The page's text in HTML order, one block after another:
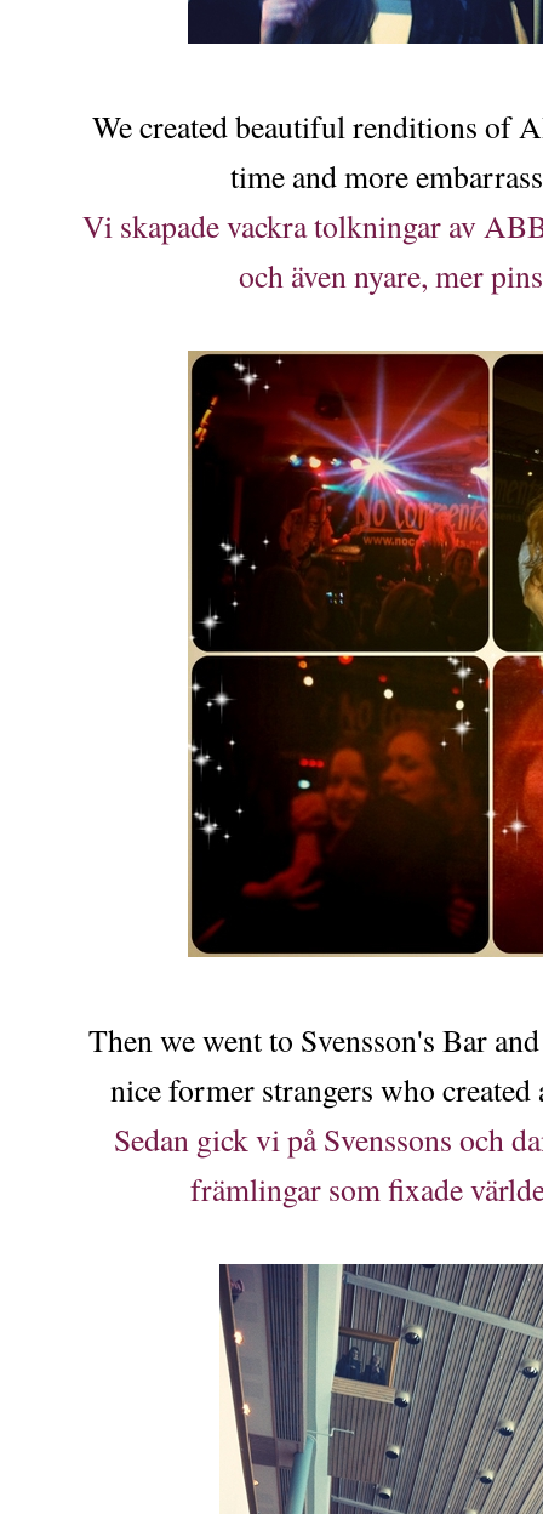
We created beautiful renditions of
time and more
Vi skapade vackra tolkningar av
och även nyare, mer
Then we went to Svensson's Bar
nice former strangers who
Sedan gick vi på Svenssons och
främlingar som fixade